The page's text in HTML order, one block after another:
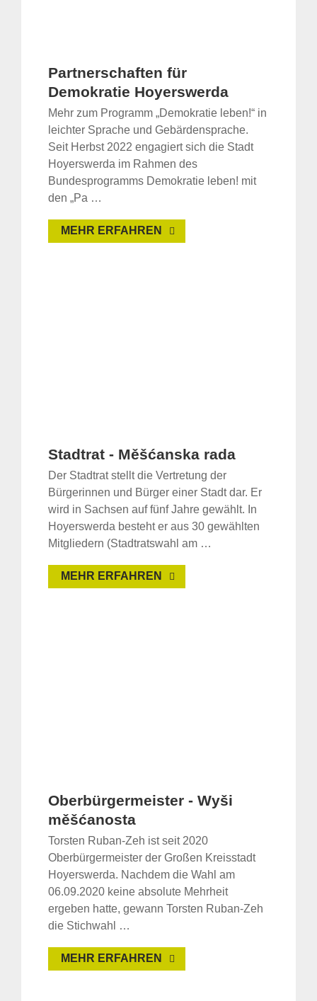
Partnerschaften für
Demokratie Hoyerswerda
Mehr zum Programm „Demokratie leben!“ in
leichter Sprache und Gebärdensprache.
Seit Herbst 2022 engagiert sich die Stadt
Hoyerswerda im Rahmen des
Bundesprogramms Demokratie leben! mit
den „Pa …
MEHR ERFAHREN
Stadtrat - Měšćanska rada
Der Stadtrat stellt die Vertretung der
Bürgerinnen und Bürger einer Stadt dar. Er
wird in Sachsen auf fünf Jahre gewählt. In
Hoyerswerda besteht er aus 30 gewählten
Mitgliedern (Stadtratswahl am …
MEHR ERFAHREN
Oberbürgermeister - Wyši
měšćanosta
Torsten Ruban-Zeh ist seit 2020
Oberbürgermeister der Großen Kreisstadt
Hoyerswerda. Nachdem die Wahl am
06.09.2020 keine absolute Mehrheit
ergeben hatte, gewann Torsten Ruban-Zeh
die Stichwahl …
MEHR ERFAHREN